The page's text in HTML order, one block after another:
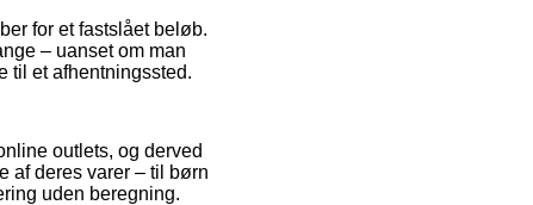
for et fastslået beløb.
– uanset om man
til et afhentningssted.
outlets, og derved
af deres varer – til børn
uden beregning.